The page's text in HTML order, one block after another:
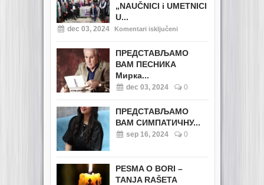
„NAUČNICI i UMETNICI
U...
dec 03, 2024 Komentari isključeni
ПРЕДСТАВЉАМО
ВАМ ПЕСНИКА
Мирка...
dec 03, 2024 0
ПРЕДСТАВЉАМО
ВАМ СИМПАТИЧНУ...
sep 16, 2024 0
PESMA O BORI –
TANJA RAŠETA